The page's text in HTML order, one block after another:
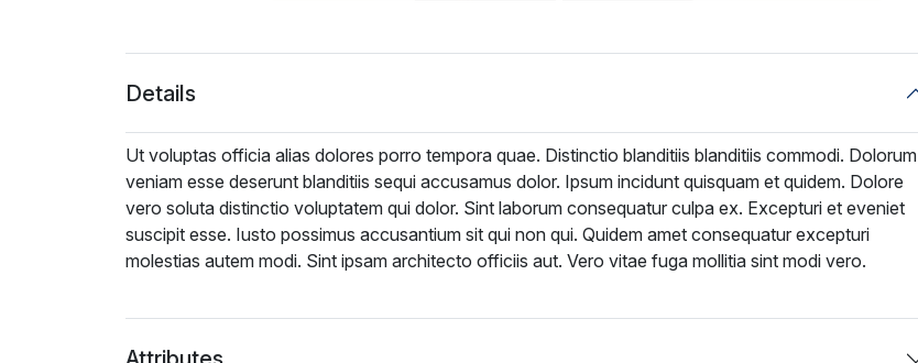
Details
Ut voluptas officia alias dolores porro tempora quae. Distinctio blanditiis blanditiis commodi. Dolorum
veniam esse deserunt blanditiis sequi accusamus dolor. Ipsum incidunt quisquam et quidem. Dolore
vero soluta distinctio voluptatem qui dolor. Sint laborum consequatur culpa ex. Excepturi et eveniet
suscipit esse. Iusto possimus accusantium sit qui non qui. Quidem amet consequatur excepturi
molestias autem modi. Sint ipsam architecto officiis aut. Vero vitae fuga mollitia sint modi vero.